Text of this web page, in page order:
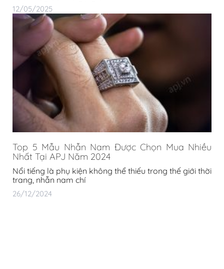
12/05/2025
Top 5 Mẫu Nhẫn Nam Được Chọn Mua Nhiều
Nhất Tại APJ Năm 2024
Nổi tiếng là phụ kiện không thể thiếu trong thế giới thời
trang, nhẫn nam chí
26/12/2024